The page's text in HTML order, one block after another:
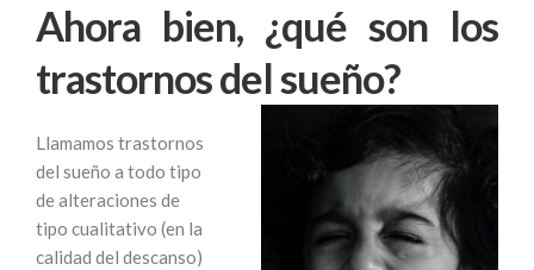
Ahora bien, ¿qué son los
trastornos del sueño?
Llamamos trastornos
del sueño a todo tipo
de alteraciones de
tipo cualitativo (en la
calidad del descanso)